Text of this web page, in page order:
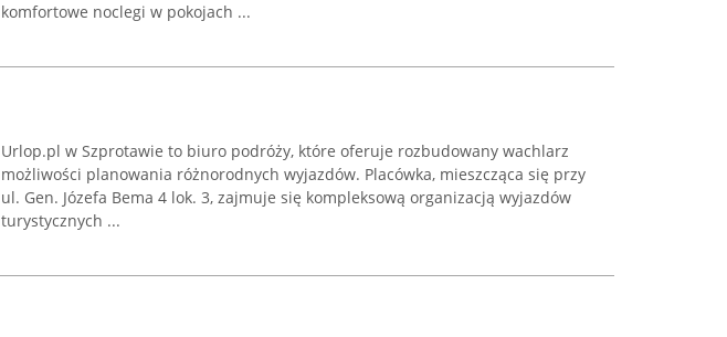
komfortowe noclegi w pokojach ...
Urlop.pl w Szprotawie to biuro podróży, które oferuje rozbudowany wachlarz
możliwości planowania różnorodnych wyjazdów. Placówka, mieszcząca się przy
ul. Gen. Józefa Bema 4 lok. 3, zajmuje się kompleksową organizacją wyjazdów
turystycznych ...